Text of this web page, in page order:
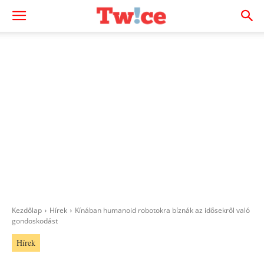
Kezdőlap Hírek
Kínában humanoid robotokra bíznák az idősekről való
gondoskodást
Hírek